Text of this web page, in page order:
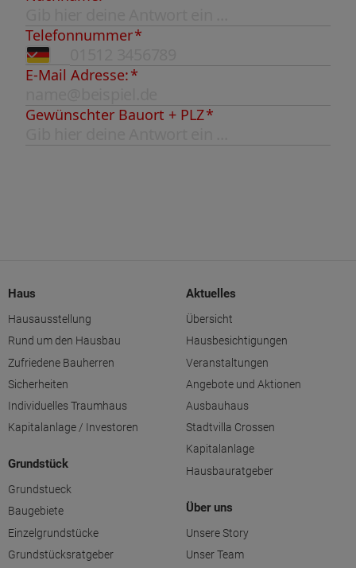
Haus
Hausausstellung
Rund um den Hausbau
Zufriedene Bauherren
Sicherheiten
Individuelles Traumhaus
Kapitalanlage / Investoren
Grundstück
Grundstueck
Baugebiete
Einzelgrundstücke
Grundstücksratgeber
Aktuelles
Übersicht
Hausbesichtigungen
Veranstaltungen
Angebote und Aktionen
Ausbauhaus
Stadtvilla Crossen
Kapitalanlage
Hausbauratgeber
Über uns
Unsere Story
Unser Team